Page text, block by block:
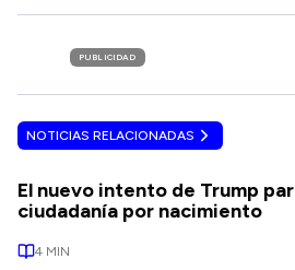
PUBLICIDAD
NOTICIAS RELACIONADAS
El nuevo intento de Trump
ciudadanía por nacimiento
4 MIN